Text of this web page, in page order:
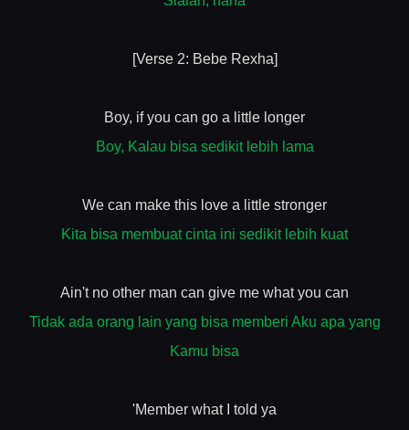
[Verse 2: Bebe Rexha]
Boy, if you can go a little longer
Boy, Kalau bisa sedikit lebih lama
We can make this love a little stronger
Kita bisa membuat cinta ini sedikit lebih kuat
Ain't no other man can give me what you can
Tidak ada orang lain yang bisa memberi Aku apa yang
Kamu bisa
'Member what I told ya